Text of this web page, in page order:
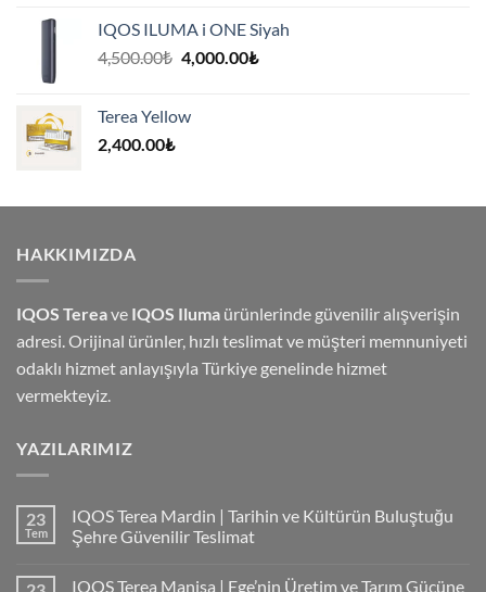
IQOS ILUMA i ONE Siyah
4,500.00₺ Orijinal
4,000.00₺Şu
Terea Yellow
2,400.00₺
HAKKIMIZDA
IQOS Tereave IQOS Iluma ürünlerinde güvenilir alışverişin
adresi. Orijinal ürünler, hızlı teslimat ve müşteri memnuniyeti
odaklı hizmet anlayışıyla Türkiye genelinde hizmet
vermekteyiz.
YAZILARIMIZ
23
Tem
IQOS Terea Mardin | Tarihin ve Kültürün Buluştuğu
Şehre Güvenilir Teslimat
IQOS Terea Manisa | Ege’nin Üretim ve Tarım Gücüne